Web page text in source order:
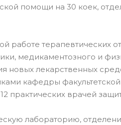
помощи на 30 коек,
работе терапевтических
медикаментозного и
новых лекарственных
кафедры
практических врачей
лабораторию,